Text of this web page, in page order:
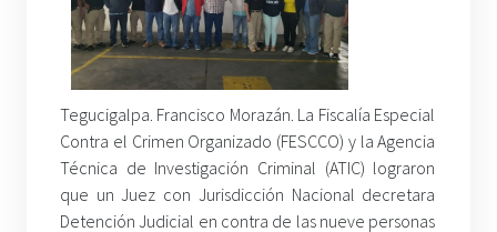
Tegucigalpa. Francisco Morazán. La Fiscalía Especial
Contra el Crimen Organizado (FESCCO) y la Agencia
Técnica de Investigación Criminal (ATIC) lograron
que un Juez con Jurisdicción Nacional decretara
Detención Judicial en contra de las nueve personas